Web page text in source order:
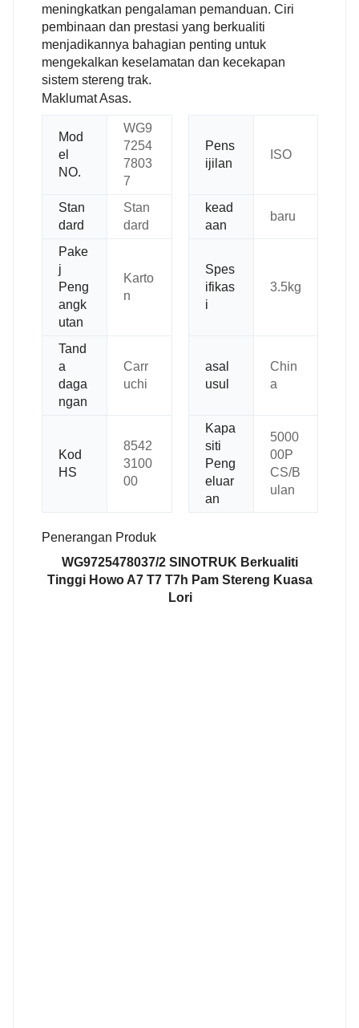
meningkatkan pengalaman pemanduan. Ciri
pembinaan dan prestasi yang berkualiti
menjadikannya bahagian penting untuk
mengekalkan keselamatan dan kecekapan
sistem stereng trak.
Maklumat Asas.
Mod
el
NO.
WG9
7254
7803
7
Pens
ijilan
ISO
Stan
dard
Stan
dard
kead
aan
baru
Pake
j
Peng
angk
utan
Karto
n
Spes
ifikas
i
3.5kg
Tand
a
daga
ngan
Carr
uchi
asal
usul
Chin
a
Kod
HS
8542
3100
00
Kapa
siti
Peng
eluar
an
5000
00P
CS/B
ulan
Penerangan Produk
WG9725478037/2 SINOTRUK Berkualiti
Tinggi Howo A7 T7 T7h Pam Stereng Kuasa
Lori